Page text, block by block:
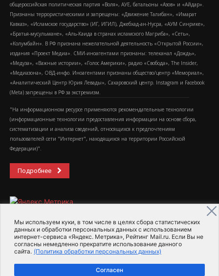
Мы используем куки, в том числе в целях сбора статистических
данных и обработки персональных данных с использованием
интернет-сервиса «Яндекс. Метрика», Рейтинг Mail.ru. Если Вы не
согласны немедленно прекратите использование данного
сайта. (Политика обработки персональных данных)
Согласен
общероссийская политическая партия «Воля», АУЕ, батальоны «Азов» и «Айдар».
Признаны террористическими и запрещены: «Движение Талибан», «Имарат
Кавказ», «Исламское государство» (ИГ, ИГИЛ), Джебхад-ан-Нусра, «АУМ Синрике»,
«Братья-мусульмане», «Аль-Каида в странах исламского Магриба», «Сеть»,
«Колумбайн». В РФ признана нежелательной деятельность «Открытой России»,
издания «Проект Медиа». СМИ-иноагентами признаны: телеканал «Дождь»,
«Медуза», «Важные истории», «Голос Америки», радио «Свобода», The Insider,
«Медиазона», ОВД-инфо. Иноагентами признаны общество/центр «Мемориал»,
«Аналитический Центр Юрия Левады», Сахаровский центр. Instagram и Facebook
(Metа) запрещены в РФ за экстремизм.
"На информационном ресурсе применяются рекомендательные технологии
(информационные технологии предоставления информации на основе сбора,
систематизации и анализа сведений, относящихся к предпочтениям
пользователей сети "Интернет", находящихся на территории Российской
Федерации)".
Подробнее
2015-2026- Информационное агентство МедиаПоток
Для справки Об издании
Пользовательское соглашение
Политика обработки персональных данных